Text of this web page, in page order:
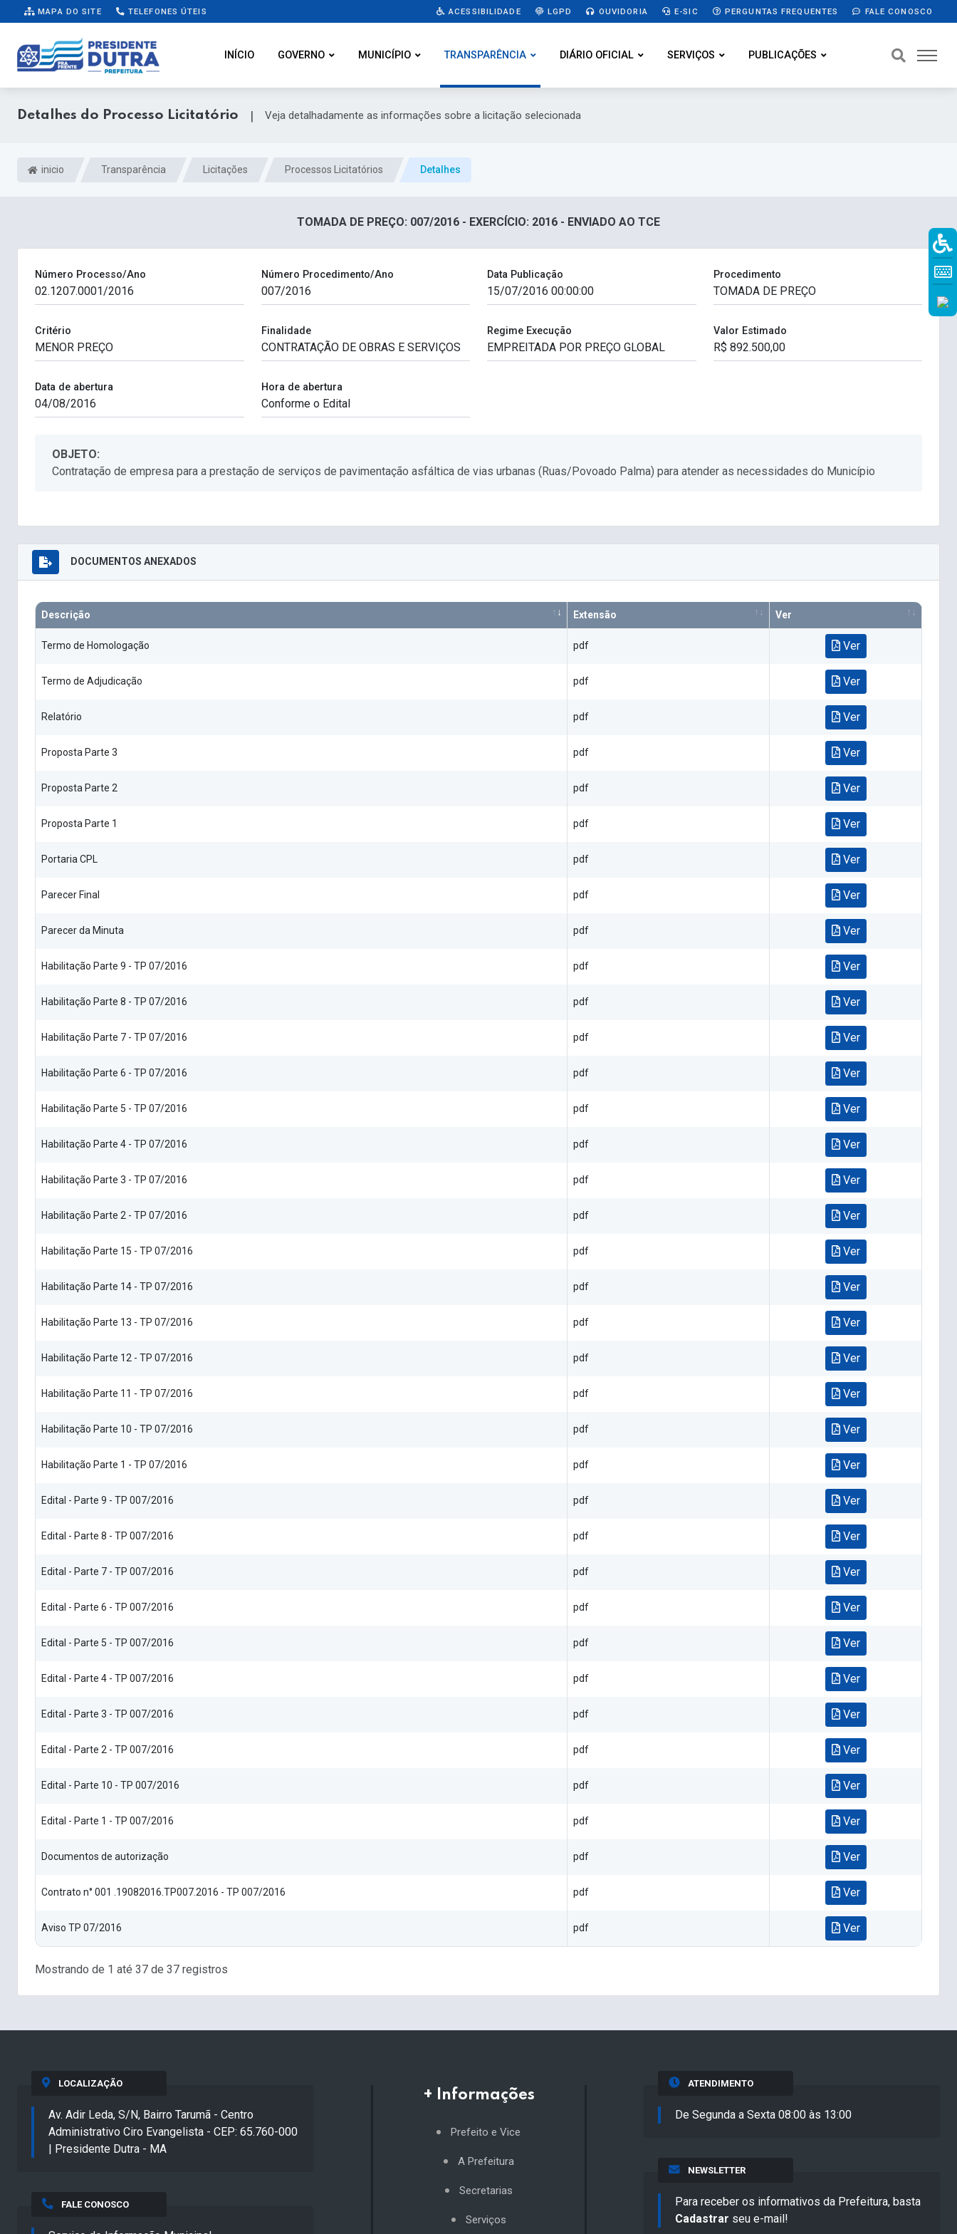
MAPA DO SITE TELEFONES ÚTEIS ACESSIBILIDADE LGPD OUVIDORIA E-SIC PERGUNTAS FREQUENTES FALE CONOSCO
INÍCIO GOVERNO MUNICÍPIO TRANSPARÊNCIA DIÁRIO OFICIAL SERVIÇOS PUBLICAÇÕES
Detalhes do Processo Licitatório | Veja detalhadamente as informações sobre a licitação selecionada
inicio Transparência Licitações Processos Licitatórios Detalhes
TOMADA DE PREÇO: 007/2016 - EXERCÍCIO: 2016 - ENVIADO AO TCE
Número Processo/Ano Número Procedimento/Ano Data Publicação Procedimento
Critério Finalidade Regime Execução Valor Estimado
Data de abertura Hora de abertura
OBJETO:
Contratação de empresa para a prestação de serviços de pavimentação asfáltica de vias urbanas (Ruas/Povoado Palma) para atender as necessidades do Município
DOCUMENTOS ANEXADOS
Descrição Extensão Ver
Termo de Homologação pdf Ver
Termo de Adjudicação pdf Ver
Relatório pdf Ver
Proposta Parte 3 pdf Ver
Proposta Parte 2 pdf Ver
Proposta Parte 1 pdf Ver
Portaria CPL pdf Ver
Parecer Final pdf Ver
Parecer da Minuta pdf Ver
Habilitação Parte 9 - TP 07/2016 pdf Ver
Habilitação Parte 8 - TP 07/2016 pdf Ver
Habilitação Parte 7 - TP 07/2016 pdf Ver
Habilitação Parte 6 - TP 07/2016 pdf Ver
Habilitação Parte 5 - TP 07/2016 pdf Ver
Habilitação Parte 4 - TP 07/2016 pdf Ver
Habilitação Parte 3 - TP 07/2016 pdf Ver
Habilitação Parte 2 - TP 07/2016 pdf Ver
Habilitação Parte 15 - TP 07/2016 pdf Ver
Habilitação Parte 14 - TP 07/2016 pdf Ver
Habilitação Parte 13 - TP 07/2016 pdf Ver
Habilitação Parte 12 - TP 07/2016 pdf Ver
Habilitação Parte 11 - TP 07/2016 pdf Ver
Habilitação Parte 10 - TP 07/2016 pdf Ver
Habilitação Parte 1 - TP 07/2016 pdf Ver
Edital - Parte 9 - TP 007/2016 pdf Ver
Edital - Parte 8 - TP 007/2016 pdf Ver
Edital - Parte 7 - TP 007/2016 pdf Ver
Edital - Parte 6 - TP 007/2016 pdf Ver
Edital - Parte 5 - TP 007/2016 pdf Ver
Edital - Parte 4 - TP 007/2016 pdf Ver
Edital - Parte 3 - TP 007/2016 pdf Ver
Edital - Parte 2 - TP 007/2016 pdf Ver
Edital - Parte 10 - TP 007/2016 pdf Ver
Edital - Parte 1 - TP 007/2016 pdf Ver
Documentos de autorização pdf Ver
Contrato n° 001 .19082016.TP007.2016 - TP 007/2016 pdf Ver
Aviso TP 07/2016 pdf Ver
Mostrando de 1 até 37 de 37 registros
LOCALIZAÇÃO
Av. Adir Leda, S/N, Bairro Tarumã - Centro
Administrativo Ciro Evangelista - CEP: 65.760-000
| Presidente Dutra - MA
FALE CONOSCO
+ Informações
Prefeito e Vice
A Prefeitura
Secretarias
Serviços
ATENDIMENTO
De Segunda a Sexta 08:00 às 13:00
NEWSLETTER
Para receber os informativos da Prefeitura, basta
Cadastrar seu e-mail!